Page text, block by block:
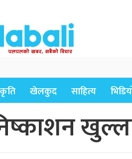
खेलकुद साहित्य